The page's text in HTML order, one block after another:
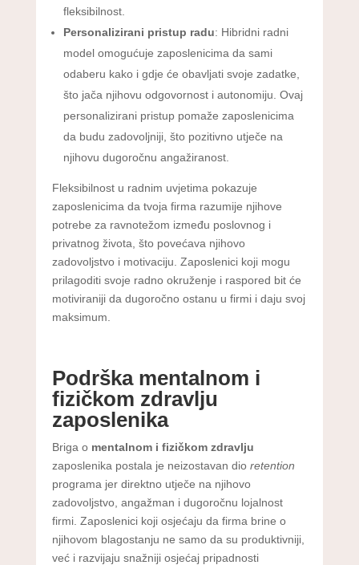
fleksibilnost.
Personalizirani pristup radu: Hibridni radni
model omogućuje zaposlenicima da sami
odaberu kako i gdje će obavljati svoje zadatke,
što jača njihovu odgovornost i autonomiju. Ovaj
personalizirani pristup pomaže zaposlenicima
da budu zadovoljniji, što pozitivno utječe na
njihovu dugoročnu angažiranost.
Fleksibilnost u radnim uvjetima pokazuje
zaposlenicima da tvoja firma razumije njihove
potrebe za ravnotežom između poslovnog i
privatnog života, što povećava njihovo
zadovoljstvo i motivaciju. Zaposlenici koji mogu
prilagoditi svoje radno okruženje i raspored bit će
motiviraniji da dugoročno ostanu u firmi i daju svoj
maksimum.
Podrška mentalnom i
fizičkom zdravlju
zaposlenika
Briga o mentalnom i fizičkom zdravlju
zaposlenika postala je neizostavan dio retention
programa jer direktno utječe na njihovo
zadovoljstvo, angažman i dugoročnu lojalnost
firmi. Zaposlenici koji osjećaju da firma brine o
njihovom blagostanju ne samo da su produktivniji,
već i razvijaju snažniji osjećaj pripadnosti